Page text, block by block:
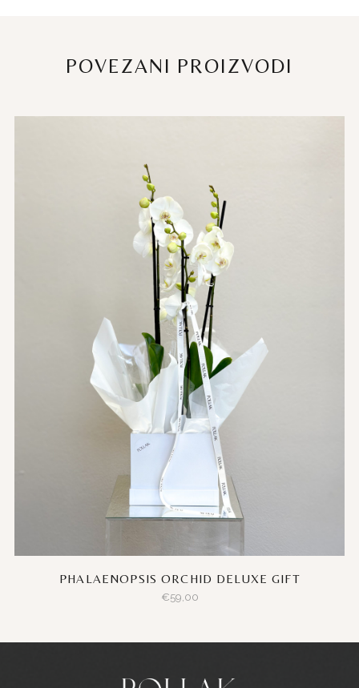
POVEZANI PROIZVODI
PHALAENOPSIS ORCHID DELUXE GIFT
€59,00